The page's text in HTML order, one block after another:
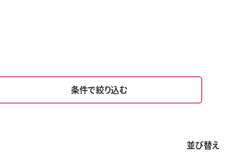
条件で絞り込む
並び替え